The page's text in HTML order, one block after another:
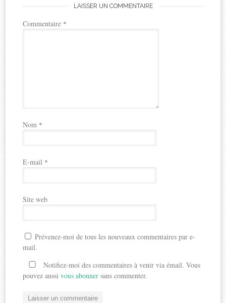
LAISSER UN COMMENTAIRE
Commentaire *
Nom *
E-mail *
Site web
Prévenez-moi de tous les nouveaux commentaires par e-
mail.
Notifiez-moi des commentaires à venir via émail. Vous
pouvez aussivous abonner sans commenter.